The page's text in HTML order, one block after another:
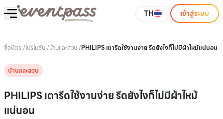
TH เข้าสู่ระบบ
ซื้อบัตร /โปรโมชัน/บ้านและสวน/PHILIPS เตารีดใช้งานง่าย รีดยังไงก็ไม่มีผ้าไหม้แน่นอน
บ้านและสวน
PHILIPS เตารีดใช้งานง่าย รีดยังไงก็ไม่มีผ้าไหม้
แน่นอน